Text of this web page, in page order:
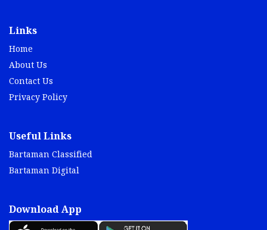
Links
Home
About Us
Contact Us
Privacy Policy
Useful Links
Bartaman Classified
Bartaman Digital
Download App